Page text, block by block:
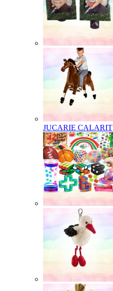
JUCARIE CALARIT